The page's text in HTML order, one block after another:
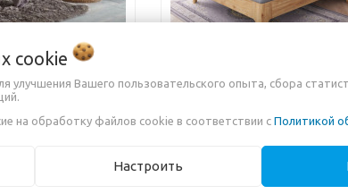
КРОВАТЬ ИЗ ДУБА МОДЕРН,
ЕЩЁ 5 ВАРИАНТОВ
cookie
улучшения Вашего пользовательского опыта, сбора
на обработку файлов cookie в соответствии с Политикой
Настроить